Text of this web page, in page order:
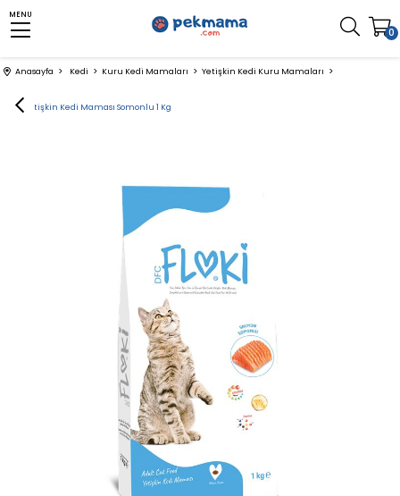
MENU
0
Anasayfa Kedi Kuru Kedi Mamaları Yetişkin Kedi Kuru Mamaları
Floki Yetişkin Kedi Maması Somonlu 1 Kg